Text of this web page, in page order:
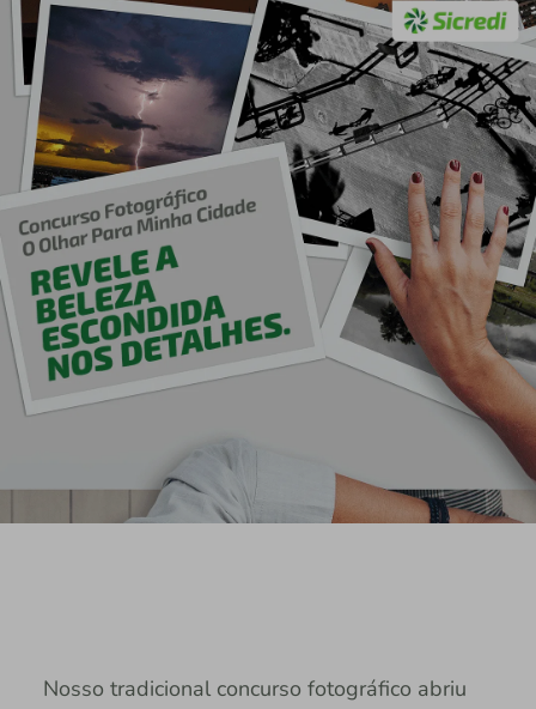
Nosso tradicional concurso fotográfico abriu